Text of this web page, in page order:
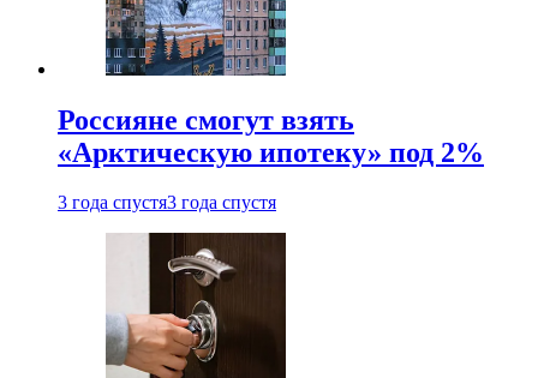
Россияне смогут взять
«Арктическую ипотеку» под 2%
3 года спустя3 года спустя